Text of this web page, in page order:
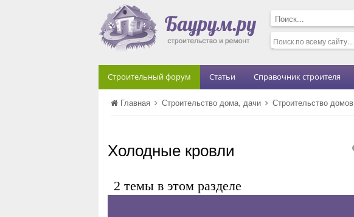
Строительный форум Статьи Справочник строителя
Главная Строительство дома, дачи Строительство домов
Холодные кровли
2 темы в этом разделе